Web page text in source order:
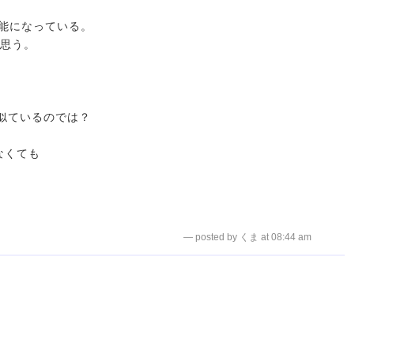
になっている。
う。
ているのでは？
くても
— posted by くま at 08:44 am